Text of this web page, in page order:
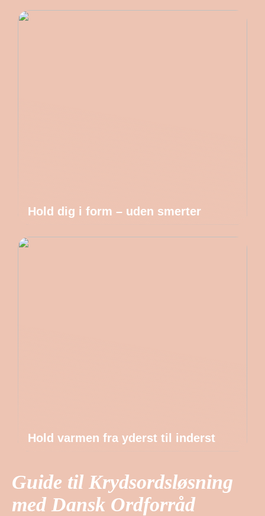
Hold dig i form – uden smerter
Hold varmen fra yderst til inderst
Guide til Krydsordsløsning
med Dansk Ordforråd